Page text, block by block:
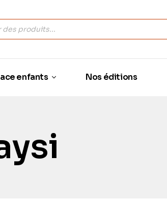
enfants Nos éditions